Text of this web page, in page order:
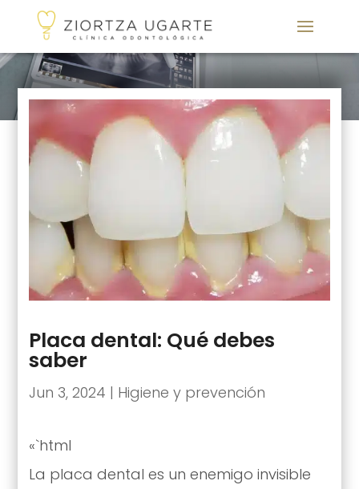
Placa dental: Qué debes
saber
Jun 3, 2024 | Higiene y prevención
«`html
La placa dental es un enemigo invisible